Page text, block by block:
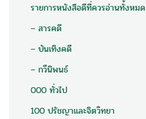
รายการหนังสือดีที่ควรอ่านทั้งหมด
– สารคดี
– บันเทิงคดี
– กวีนิพนธ์
000 ทั่วไป
100 ปรัชญาและจิตวิทยา